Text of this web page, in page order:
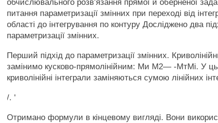
обчислювального розв’язання прямої й оберненої
питання параметризації змінних при переході від
області до інтегрування по контуру Досліджено два
параметризації змінних.
Перший підхід до параметризації змінних.
замінимо кусково-прямолінійним: Ми М2— -МтМі. У
криволінійні інтеграли заміняються сумою лінійних
/. '
Отримано формули в кінцевому вигляді. Вони